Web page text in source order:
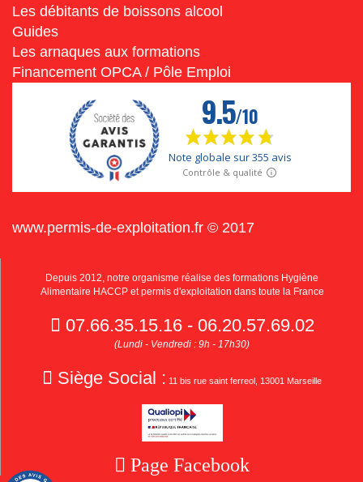
Les débitants de boissons alcool
Guides
Les arnaques aux formations
Financement OPCA / Pôle Emploi
www.permis-de-exploitation.fr © 2017
Depuis 2012, notre organisme réalise des formations Hygiène
Alimentaire HACCP et permis d'exploitation dans toute la France
07.66.35.15.16 - 06.20.57.69.02
(Lundi - Vendredi : 9h - 17h30)
Siège Social : 11 bis rue saint ferreol, 13001 Marseille
Page Facebook